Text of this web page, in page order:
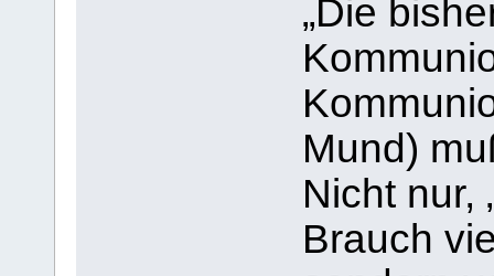
„Die
Mund)
Nicht nur,
Brauch